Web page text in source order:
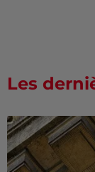
Les